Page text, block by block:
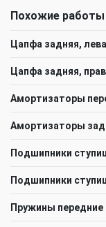
Похожие работы
Цапфа задняя,
Цапфа задняя,
Амортизаторы
Амортизаторы
Подшипники
Подшипники
Пружины передние